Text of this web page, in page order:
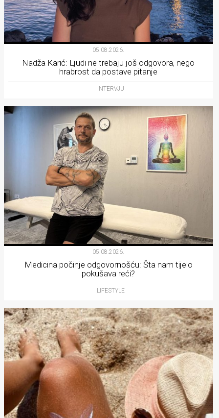
05.08.2026.
Nadža Karić: Ljudi ne trebaju još odgovora, nego
hrabrost da postave pitanje
INTERVJU
05.08.2026.
Medicina počinje odgovornošću: Šta nam tijelo
pokušava reći?
LIFESTYLE